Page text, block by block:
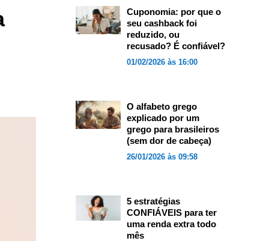
Cuponomia: por que o
seu cashback foi
reduzido, ou
recusado? É confiável?
01/02/2026 às 16:00
O alfabeto grego
explicado por um
grego para brasileiros
(sem dor de cabeça)
26/01/2026 às 09:58
5 estratégias
CONFIÁVEIS para ter
uma renda extra todo
mês